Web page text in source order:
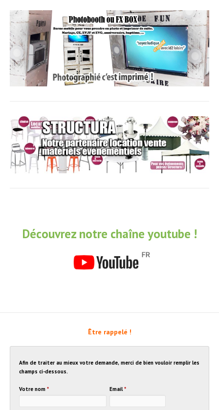
Découvrez notre chaîne youtube !
Être rappelé !
Afin de traiter au mieux votre demande, merci de bien vouloir remplir les
champs ci-dessous.
Votre nom * Email*